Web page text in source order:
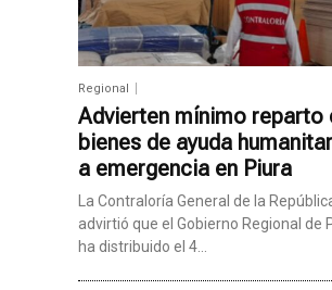
Regional
Advierten mínimo reparto
bienes de ayuda
a emergencia en Piura
La Contraloría General de la
advirtió que el Gobierno Regional de
ha distribuido el 4...